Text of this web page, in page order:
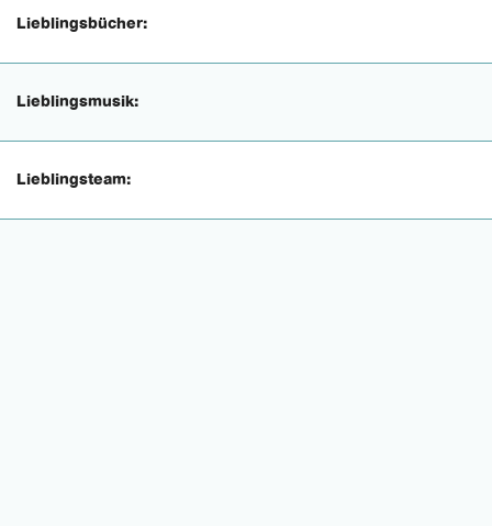
Lieblingsbücher:
Lieblingsmusik:
Lieblingsteam: